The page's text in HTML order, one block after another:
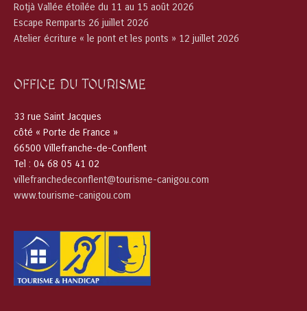
Rotjà Vallée étoilée du 11 au 15 août 2026
Escape Remparts 26 juillet 2026
Atelier écriture « le pont et les ponts » 12 juillet 2026
OFFICE DU TOURISME
33 rue Saint Jacques
côté « Porte de France »
66500 Villefranche-de-Conflent
Tel : 04 68 05 41 02
villefranchedeconflent@tourisme-canigou.com
www.tourisme-canigou.com